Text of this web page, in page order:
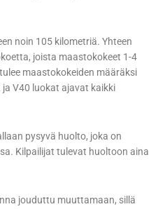
noin 105 kilometriä. Yhteen
joista maastokokeet 1-4
maastokokeiden määräksi
V40 luokat ajavat kaikki
pysyvä huolto, joka on
Kilpailijat tulevat huoltoon aina
jouduttu muuttamaan, sillä